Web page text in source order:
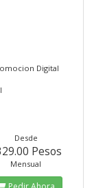
Digital
Desde
Pesos
Mensual